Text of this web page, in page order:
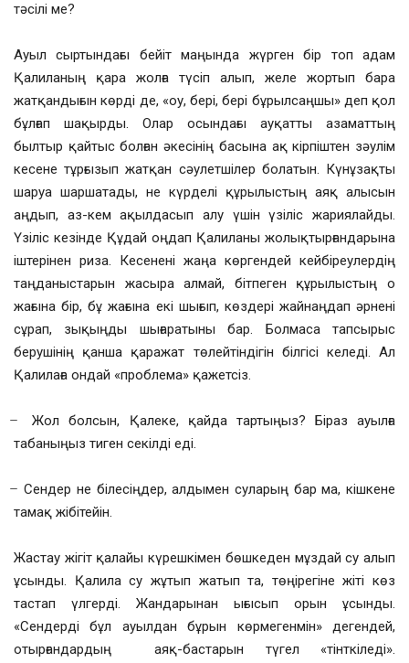
тәсілі ме?
Ауыл сыртындағы бейіт маңында жүрген бір топ адам
Қалиланың қара жолға түсіп алып, желе жортып бара
жатқандығын көрді де, «оу, бері, бері бұрылсаңшы» деп қол
бұлғап шақырды. Олар осындағы ауқатты азаматтың
былтыр қайтыс болған әкесінің басына ақ кірпіштен зәулім
кесене тұрғызып жатқан сәулетшілер болатын. Күнұзақты
шаруа шаршатады, не күрделі құрылыстың аяқ алысын
аңдып, аз-кем ақылдасып алу үшін үзіліс жариялайды.
Үзіліс кезінде Құдай оңдап Қалиланы жолықтырғандарына
іштерінен риза. Кесенені жаңа көргендей кейбіреулердің
таңданыстарын жасыра алмай, бітпеген құрылыстың о
жағына бір, бұ жағына екі шығып, көздері жайнаңдап әрнені
сұрап, зықыңды шығаратыны бар. Болмаса тапсырыс
берушінің қанша қаражат төлейтіндігін білгісі келеді. Ал
Қалилаға ондай «проблема» қажетсіз.
̶ Жол болсын, Қалеке, қайда тартыңыз? Біраз ауылға
табаныңыз тиген секілді еді.
̶ Сендер не білесіңдер, алдымен суларың бар ма, кішкене
тамақ жібітейін.
Жастау жігіт қалайы күрешкімен бөшкеден мұздай су алып
ұсынды. Қалила су жұтып жатып та, төңірегіне жіті көз
тастап үлгерді. Жандарынан ығысып орын ұсынды.
«Сендерді бұл ауылдан бұрын көрмегенмін» дегендей,
отырғандардың аяқ-бастарын түгел «тінткіледі».